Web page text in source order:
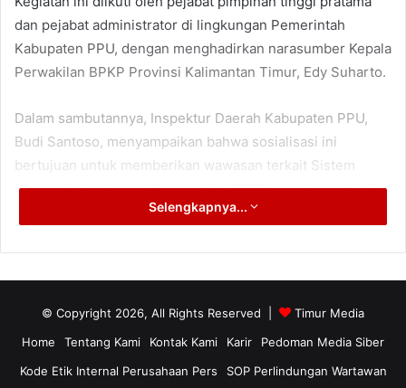
dan pejabat administrator di lingkungan Pemerintah
Kabupaten PPU, dengan menghadirkan narasumber Kepala
Perwakilan BPKP Provinsi Kalimantan Timur, Edy Suharto.
Dalam sambutannya, Inspektur Daerah Kabupaten PPU,
Budi Santoso, menyampaikan bahwa sosialisasi ini
bertujuan untuk memberikan wawasan terkait Sistem
Pengendalian Intern Pemerintah (SPIP), manajemen risiko,
strategi pencegahan, deteksi dini, serta tindak lanjut atas
“Perencanaan yang berkualitas harus selalu diiringi
dengan pengendalian risiko yang terukur. Berdasarkan
PPU pada tahun 2024 masih berada pada level 2, indeks
efektivitas pengendalian korupsi di level 1, dan manajemen
Selengkapnya...
© Copyright 2026, All Rights Reserved |
Timur Media
Home
Tentang Kami Kontak Kami Karir
Pedoman Media Siber
Kode Etik Internal Perusahaan Pers
SOP Perlindungan Wartawan